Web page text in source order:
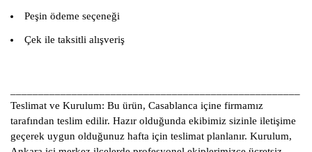
Peşin ödeme seçeneği
Çek ile taksitli alışveriş
Teslimat ve Kurulum: Bu ürün, Casablanca içine firmamız
tarafından teslim edilir. Hazır olduğunda ekibimiz sizinle iletişime
geçerek uygun olduğunuz hafta için teslimat planlanır. Kurulum,